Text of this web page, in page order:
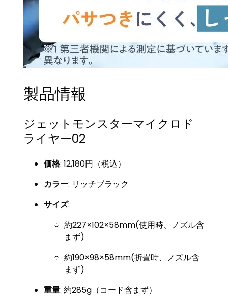
製品情報
ジェットモンスターマイクロド
ライヤー02
価格: 12,180円（税込）
カラー: リッチブラック
サイズ:
約227×102×58mm(使用時、ノズル含
まず)
約190×98×58mm(折畳時、ノズル含
まず)
重量: 約285g（コード含まず）